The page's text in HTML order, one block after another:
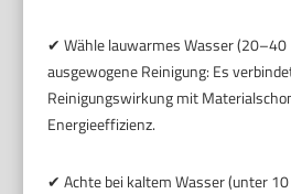
✔ Wähle lauwarmes Wasser (20–40
ausgewogene Reinigung: Es
Reinigungswirkung mit
Energieeffizienz.
✔ Achte bei kaltem Wasser (unter